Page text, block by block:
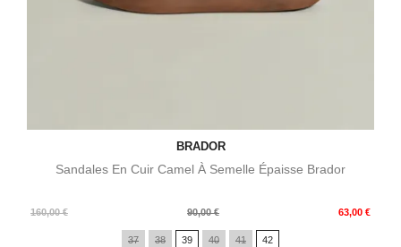
BRADOR
Sandales En Cuir Camel À Semelle Épaisse Brador
160,00 €
Prix
90,00 € 63,00 €
Prix
37 38 39 40 41 42